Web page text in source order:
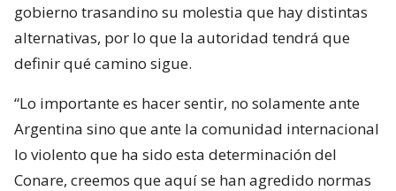
gobierno trasandino su molestia que hay distintas
alternativas, por lo que la autoridad tendrá que
definir qué camino sigue.
“Lo importante es hacer sentir, no solamente ante
Argentina sino que ante la comunidad internacional
lo violento que ha sido esta determinación del
Conare, creemos que aquí se han agredido normas